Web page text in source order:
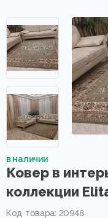
в наличии
Ковер в
коллекции
Код товара: 20948